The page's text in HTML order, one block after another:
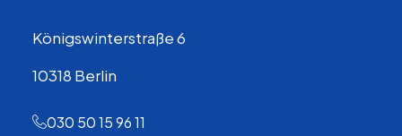
Königswinterstraße 6
10318 Berlin
030 50 15 96 11